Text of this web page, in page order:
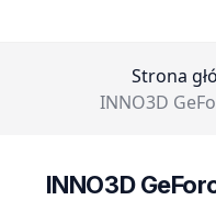
Strona
INNO3D
INNO3D